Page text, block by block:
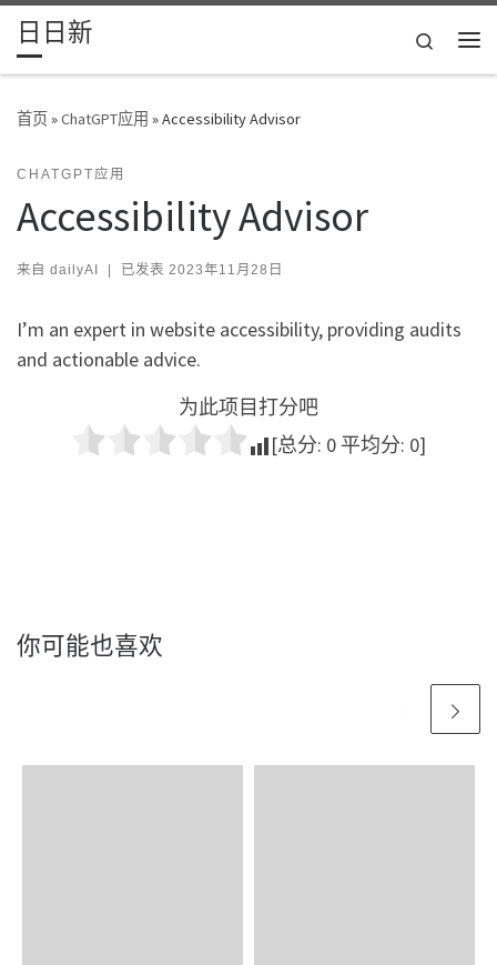
Skip to content
日日新
Search
首页»ChatGPT应用 »Accessibility Advisor
CHATGPT应用
Accessibility Advisor
来自 dailyAI | 已发表 2023年11月28日
I’m an expert in website accessibility, providing audits
and actionable advice.
为此项目打分吧
[总分: 0 平均分: 0]
你可能也喜欢